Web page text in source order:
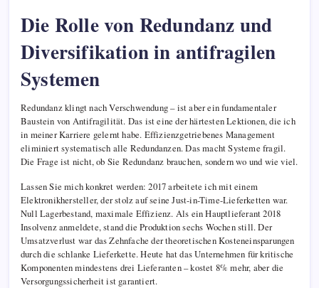
Die Rolle von Redundanz und
Diversifikation in antifragilen
Systemen
Redundanz klingt nach Verschwendung – ist aber ein fundamentaler
Baustein von Antifragilität. Das ist eine der härtesten Lektionen, die ich
in meiner Karriere gelernt habe. Effizienzgetriebenes Management
eliminiert systematisch alle Redundanzen. Das macht Systeme fragil.
Die Frage ist nicht, ob Sie Redundanz brauchen, sondern wo und wie viel.
Lassen Sie mich konkret werden: 2017 arbeitete ich mit einem
Elektronikhersteller, der stolz auf seine Just-in-Time-Lieferketten war.
Null Lagerbestand, maximale Effizienz. Als ein Hauptlieferant 2018
Insolvenz anmeldete, stand die Produktion sechs Wochen still. Der
Umsatzverlust war das Zehnfache der theoretischen Kosteneinsparungen
durch die schlanke Lieferkette. Heute hat das Unternehmen für kritische
Komponenten mindestens drei Lieferanten – kostet 8% mehr, aber die
Versorgungssicherheit ist garantiert.